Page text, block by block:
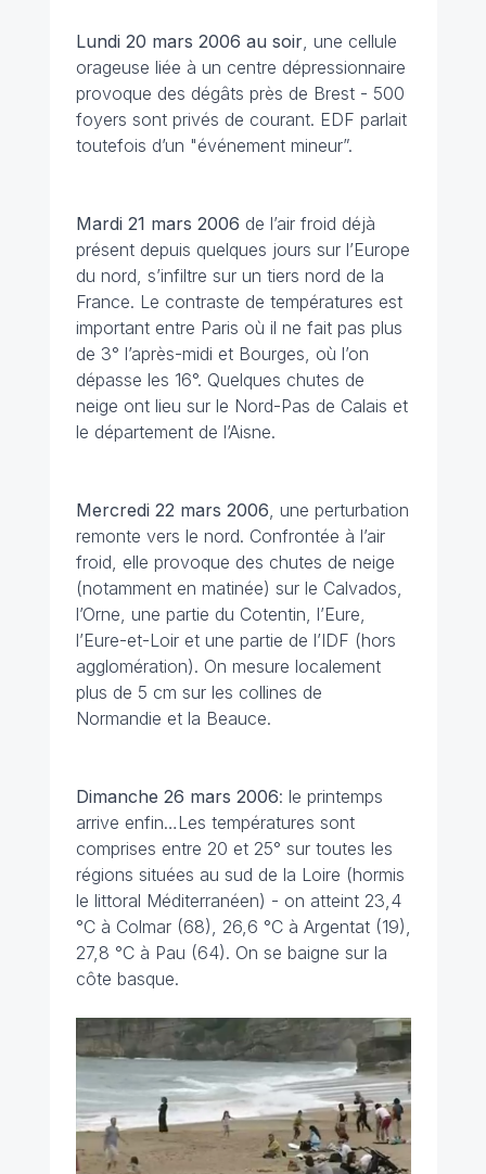
Lundi 20 mars 2006 au soir, une cellule
orageuse liée à un centre dépressionnaire
provoque des dégâts près de Brest - 500
foyers sont privés de courant. EDF parlait
toutefois d’un "événement mineur”.
Mardi 21 mars 2006 de l’air froid déjà
présent depuis quelques jours sur l’Europe
du nord, s’infiltre sur un tiers nord de la
France. Le contraste de températures est
important entre Paris où il ne fait pas plus
de 3° l’après-midi et Bourges, où l’on
dépasse les 16°. Quelques chutes de
neige ont lieu sur le Nord-Pas de Calais et
le département de l’Aisne.
Mercredi 22 mars 2006, une perturbation
remonte vers le nord. Confrontée à l’air
froid, elle provoque des chutes de neige
(notamment en matinée) sur le Calvados,
l’Orne, une partie du Cotentin, l’Eure,
l’Eure-et-Loir et une partie de l’IDF (hors
agglomération). On mesure localement
plus de 5 cm sur les collines de
Normandie et la Beauce.
Dimanche 26 mars 2006: le printemps
arrive enfin…Les températures sont
comprises entre 20 et 25° sur toutes les
régions situées au sud de la Loire (hormis
le littoral Méditerranéen) - on atteint 23,4
°C à Colmar (68), 26,6 °C à Argentat (19),
27,8 °C à Pau (64). On se baigne sur la
côte basque.